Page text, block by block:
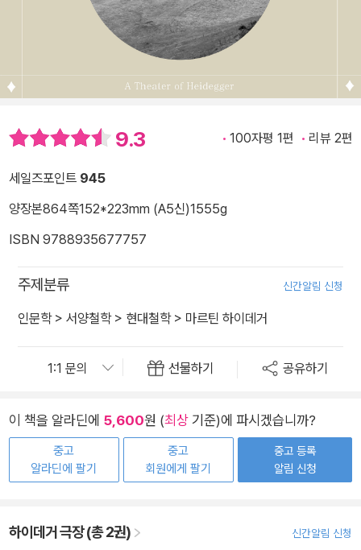
9.3 100자평 1편 리뷰 2편
세일즈포인트 945
양장본864쪽152*223mm (A5신)1555g
ISBN 9788935677757
주제분류 신간알림 신청
인문학> 서양철학> 현대철학> 마르틴 하이데거
선물하기 공유하기
이 책을 알라딘에 5,600원 (최상 기준)에 파시겠습니까?
중고
알라딘에 팔기
중고
회원에게 팔기
중고 등록
알림 신청
하이데거 극장 (총 2권) 신간알림 신청